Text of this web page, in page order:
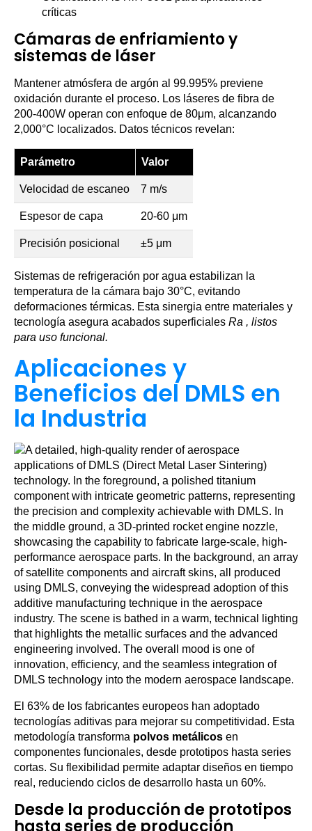
críticas
Cámaras de enfriamiento y
sistemas de láser
Mantener atmósfera de argón al 99.995% previene
oxidación durante el proceso. Los láseres de fibra de
200-400W operan con enfoque de 80μm, alcanzando
2,000°C localizados. Datos técnicos revelan:
Parámetro Valor
Velocidad de escaneo 7 m/s
Espesor de capa 20-60 μm
Precisión posicional ±5 μm
Sistemas de refrigeración por agua estabilizan la
temperatura de la cámara bajo 30°C, evitando
deformaciones térmicas. Esta sinergia entre materiales y
tecnología asegura acabados superficiales Ra , listos
para uso funcional.
Aplicaciones y
Beneficios del DMLS en
la Industria
El 63% de los fabricantes europeos han adoptado
tecnologías aditivas para mejorar su competitividad. Esta
metodología transforma polvos metálicos en
componentes funcionales, desde prototipos hasta series
cortas. Su flexibilidad permite adaptar diseños en tiempo
real, reduciendo ciclos de desarrollo hasta un 60%.
Desde la producción de prototipos